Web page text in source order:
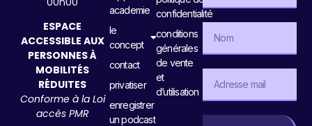
ESPACE
ACCESSIBLE AUX
PERSONNES À
MOBILITÉS
RÉDUITES
Conforme à la Loi
accès PMR
academie
le
concept
contact
privatiser
enregistrer
un podcast
confidentialité
conditions
générales
de vente
et
d’utilisation